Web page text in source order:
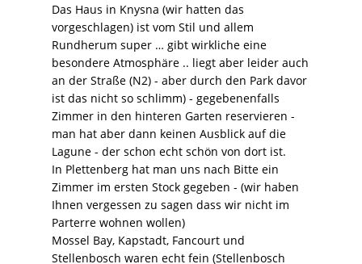
Das Haus in Knysna (wir hatten das
vorgeschlagen) ist vom Stil und allem
Rundherum super … gibt wirkliche eine
besondere Atmosphäre .. liegt aber leider auch
an der Straße (N2) - aber durch den Park davor
ist das nicht so schlimm) - gegebenenfalls
Zimmer in den hinteren Garten reservieren -
man hat aber dann keinen Ausblick auf die
Lagune - der schon echt schön von dort ist.
In Plettenberg hat man uns nach Bitte ein
Zimmer im ersten Stock gegeben - (wir haben
Ihnen vergessen zu sagen dass wir nicht im
Parterre wohnen wollen)
Mossel Bay, Kapstadt, Fancourt und
Stellenbosch waren echt fein (Stellenbosch